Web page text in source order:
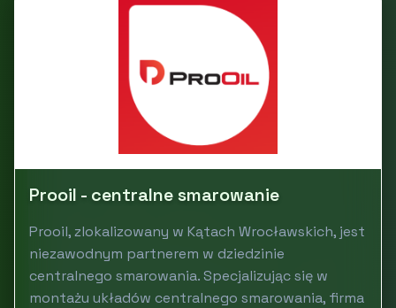
Prooil - centralne smarowanie
Prooil, zlokalizowany w Kątach Wrocławskich, jest
niezawodnym partnerem w dziedzinie
centralnego smarowania. Specjalizując się w
montażu układów centralnego smarowania, firma